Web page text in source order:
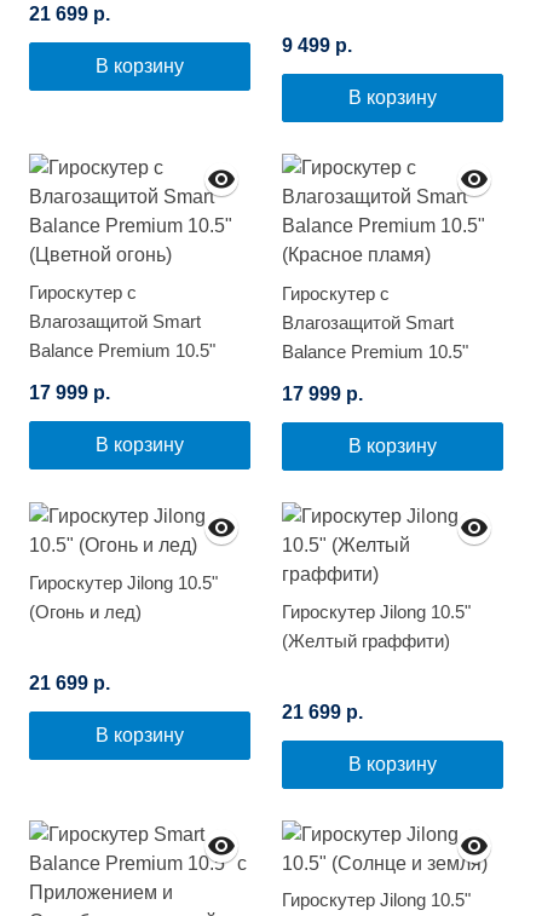
21 699 р.
В корзину
9 499 р.
В корзину
Гироскутер с
Влагозащитой Smart
Balance Premium 10.5"
17 999 р.
В корзину
Гироскутер с
Влагозащитой Smart
Balance Premium 10.5"
17 999 р.
В корзину
Гироскутер Jilong 10.5"
(Огонь и лед)
21 699 р.
В корзину
Гироскутер Jilong 10.5"
(Желтый граффити)
21 699 р.
В корзину
Гироскутер Jilong 10.5"